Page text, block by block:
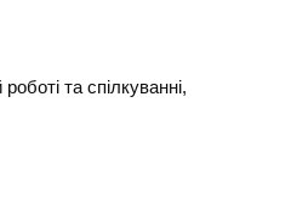
та спілкуванні,